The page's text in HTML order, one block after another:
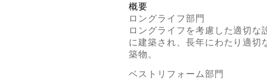
概要
ロングライフ部門
ロングライフを考慮した適切
に建築され、長年にわたり適切
築物。
ベストリフォーム部門